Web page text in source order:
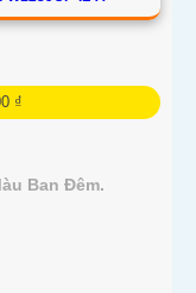
₫
Ban Đêm.